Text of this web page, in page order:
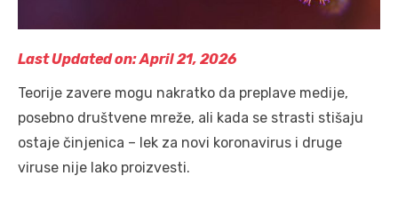
Last Updated on: April 21, 2026
Teorije zavere mogu nakratko da preplave medije,
posebno društvene mreže, ali kada se strasti stišaju
ostaje činjenica – lek za novi koronavirus i druge
viruse nije lako proizvesti.